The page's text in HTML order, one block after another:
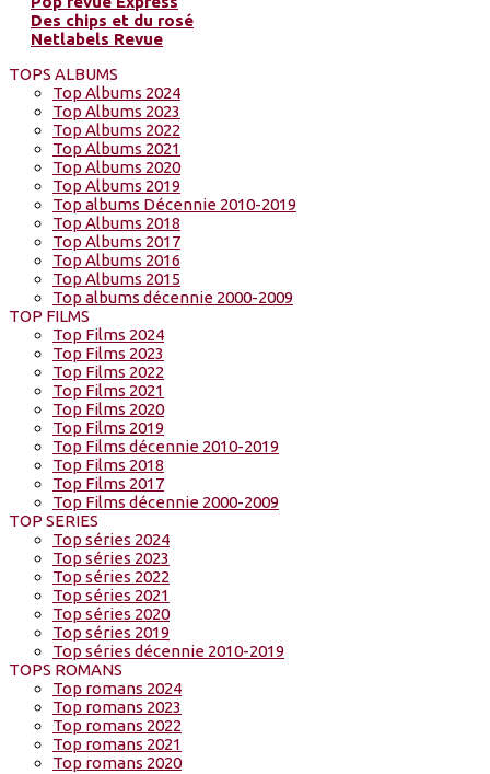
Des chips et du rosé
Netlabels Revue
TOPS ALBUMS
Top Albums 2024
Top Albums 2023
Top Albums 2022
Top Albums 2021
Top Albums 2020
Top Albums 2019
Top albums Décennie 2010-2019
Top Albums 2018
Top Albums 2017
Top Albums 2016
Top Albums 2015
Top albums décennie 2000-2009
TOP FILMS
Top Films 2024
Top Films 2023
Top Films 2022
Top Films 2021
Top Films 2020
Top Films 2019
Top Films décennie 2010-2019
Top Films 2018
Top Films 2017
Top Films décennie 2000-2009
TOP SERIES
Top séries 2024
Top séries 2023
Top séries 2022
Top séries 2021
Top séries 2020
Top séries 2019
Top séries décennie 2010-2019
TOPS ROMANS
Top romans 2024
Top romans 2023
Top romans 2022
Top romans 2021
Top romans 2020